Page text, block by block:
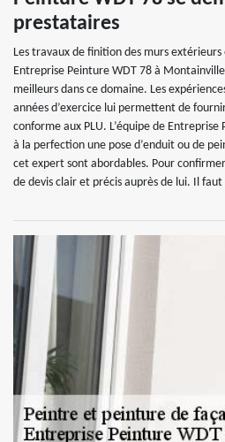
prestataires
Les travaux de finition des murs
Entreprise Peinture WDT 78 à
meilleurs dans ce domaine. Les
années d’exercice lui permettent de
conforme aux PLU. L’équipe de
à la perfection une pose d’enduit ou de
cet expert sont abordables. Pour
de devis clair et précis auprès de lui. Il